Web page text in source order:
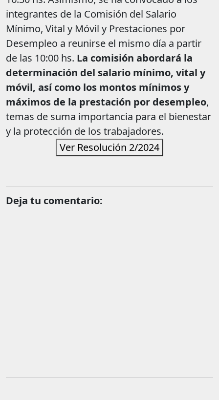
integrantes de la Comisión del Salario
Mínimo, Vital y Móvil y Prestaciones por
Desempleo a reunirse el mismo día a partir
de las 10:00 hs. La comisión abordará la
determinación del salario mínimo, vital y
móvil, así como los montos mínimos y
máximos de la prestación por desempleo,
temas de suma importancia para el bienestar
y la protección de los trabajadores.
Ver Resolución 2/2024
Deja tu comentario: